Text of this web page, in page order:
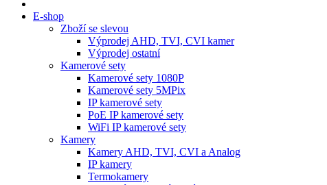
E-shop
Zboží se slevou
Výprodej AHD, TVI, CVI kamer
Výprodej ostatní
Kamerové sety
Kamerové sety 1080P
Kamerové sety 5MPix
IP kamerové sety
PoE IP kamerové sety
WiFi IP kamerové sety
Kamery
Kamery AHD, TVI, CVI a Analog
IP kamery
Termokamery